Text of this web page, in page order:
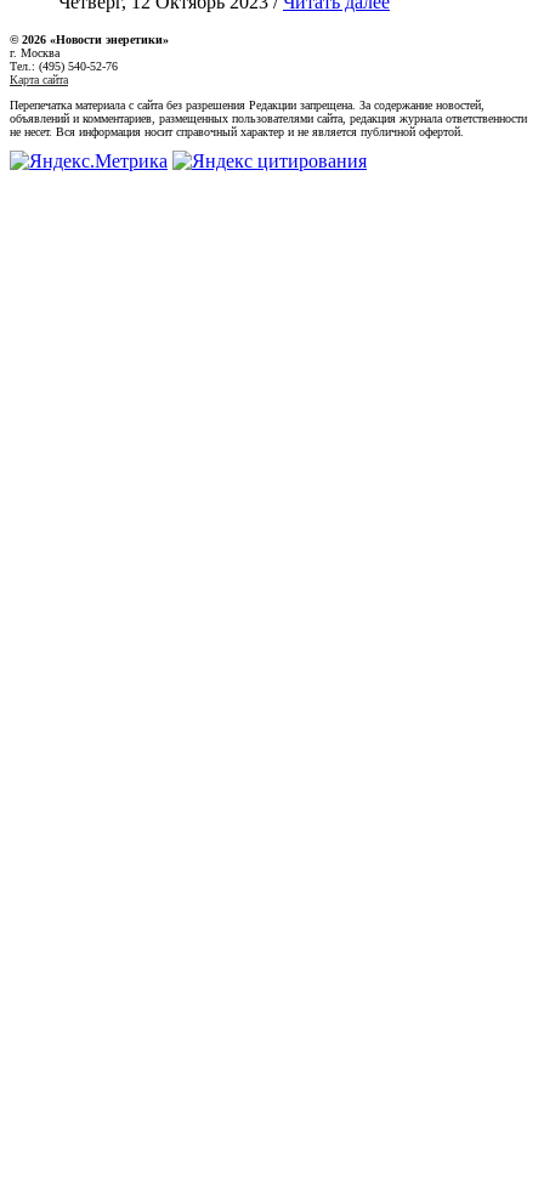
© 2026 «Новости энеретики»
г. Москва
Тел.: (495) 540-52-76
Карта сайта
Перепечатка материала с сайта без разрешения Редакции запрещена. За содержание новостей,
объявлений и комментариев, размещенных пользователями сайта, редакция журнала ответственности
не несет. Вся информация носит справочный характер и не является публичной офертой.